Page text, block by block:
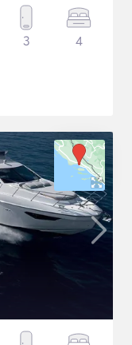
3 4